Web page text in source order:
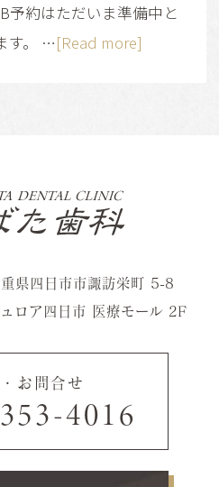
予約はただいま準備中と
す。 …[Read more]
県四日市市諏訪栄町 5-8
ュロア四日市 医療モール 2F
お問合せ
4016